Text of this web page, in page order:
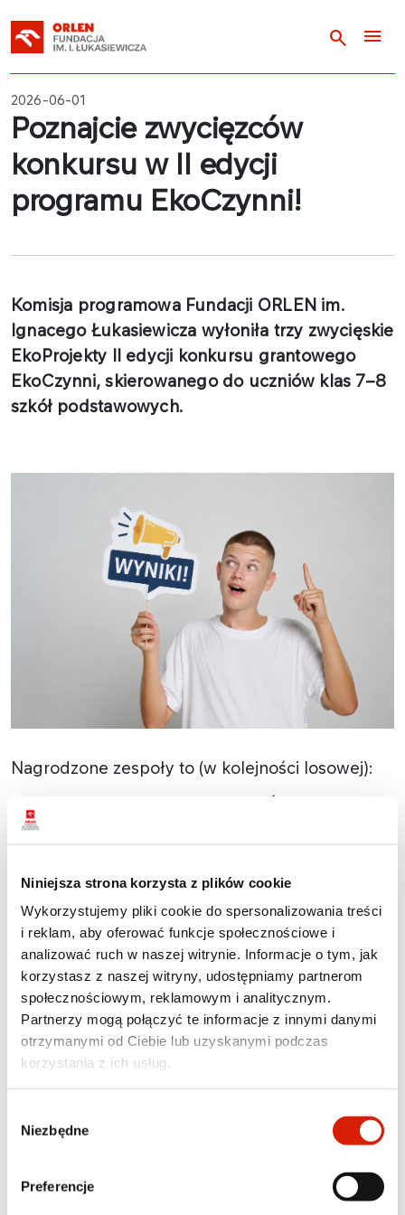
Niniejsza strona korzysta z plików cookie
Wykorzystujemy pliki cookie do spersonalizowania treści
i reklam, aby oferować funkcje społecznościowe i
analizować ruch w naszej witrynie. Informacje o tym, jak
korzystasz z naszej witryny, udostępniamy partnerom
społecznościowym, reklamowym i analitycznym.
Partnerzy mogą połączyć te informacje z innymi danymi
otrzymanymi od Ciebie lub uzyskanymi podczas
korzystania z ich usług.
zgody
Niezbędne
Preferencje
search menu
2026-06-01
Poznajcie zwycięzców
konkursu w II edycji
programu EkoCzynni!
Komisja programowa Fundacji ORLEN im.
Ignacego Łukasiewicza wyłoniła trzy zwycięskie
EkoProjekty II edycji konkursu grantowego
EkoCzynni, skierowanego do uczniów klas 7–8
szkół podstawowych.
Nagrodzone zespoły to (w kolejności losowej):
Szkoła Podstawowa im. Jadwigi Śląskiej w
Sokołowcu, klasa 7
Uczniowie m.in. stworzyli szkolny kącik napraw,
odnowili domki dla owadów, wykonali donice z
plastikowych butelek i torby ze starych
koszulek, a także zorganizowali „Dzień Bez
Plastiku” z okazji Światowego Dnia Ziemi.
Szkoła Podstawowa nr 1 im. Karola Miarki w
Rydułtowach, klasa 7
Zespół m.in. urządził plenerową biblioteczkę,
zorganizował wymianę ubrań i książek, odnowił
szkolne krzesła, szycie toreb ze starych dżinsów
oraz przeprowadził kampanię na rzecz